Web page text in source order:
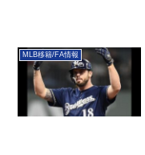
MLB移籍/FA情報